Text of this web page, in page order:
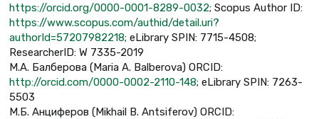
https://orcid.org/0000-0001-8289-0032; Scopus Author ID:
https://www.scopus.com/authid/detail.uri?
authorId=57207982218; eLibrary SPIN: 7715-4508;
ResearcherID: W 7335-2019
М.А. Балберова (Maria A. Balberova) ORCID:
http://orcid.com/0000-0002-2110-148; eLibrary SPIN: 7263-
5503
М.Б. Анциферов (Mikhail B. Antsiferov) ORCID: